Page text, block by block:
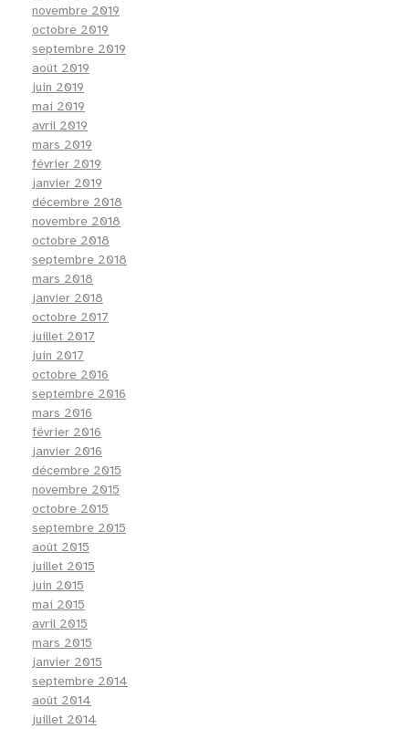
novembre 2019
octobre 2019
septembre 2019
août 2019
juin 2019
mai 2019
avril 2019
mars 2019
février 2019
janvier 2019
décembre 2018
novembre 2018
octobre 2018
septembre 2018
mars 2018
janvier 2018
octobre 2017
juillet 2017
juin 2017
octobre 2016
septembre 2016
mars 2016
février 2016
janvier 2016
décembre 2015
novembre 2015
octobre 2015
septembre 2015
août 2015
juillet 2015
juin 2015
mai 2015
avril 2015
mars 2015
janvier 2015
septembre 2014
août 2014
juillet 2014